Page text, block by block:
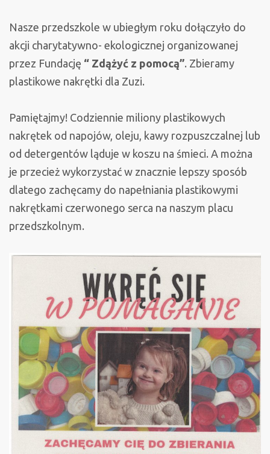
zbieramy
plastikowe
Nasze przedszkole w ubiegłym roku dołączyło do
akcji charytatywno- ekologicznej organizowanej
przez Fundację “ Zdążyć z pomocą”. Zbieramy
plastikowe nakrętki dla Zuzi.
Pamiętajmy! Codziennie miliony plastikowych
nakrętek od napojów, oleju, kawy rozpuszczalnej lub
od detergentów ląduje w koszu na śmieci. A można
je przecież wykorzystać w znacznie lepszy sposób
dlatego zachęcamy do napełniania plastikowymi
nakrętkami czerwonego serca na naszym placu
przedszkolnym.